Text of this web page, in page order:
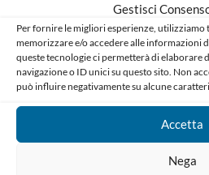
Gestisci
Per fornire le migliori esperienze, utilizziamo
memorizzare e/o accedere alle informazioni
queste tecnologie ci permetterà di elaborare
navigazione o ID unici su questo sito. Non
può influire negativamente su alcune
Accetta
Nega